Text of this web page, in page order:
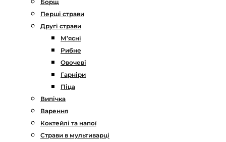
Борщ
Перші страви
Другі страви
М’ясні
Рибне
Овочеві
Гарніри
Піца
Випічка
Варення
Коктейлі та напої
Страви в мультиварці